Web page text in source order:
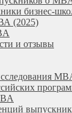
бизнес-
(2025)
и отзывы